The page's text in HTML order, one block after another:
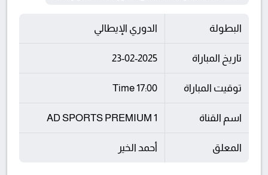
البطولة الدوري الإيطالي
تاريخ المباراة 23-02-2025
توقيت المباراة 17:00 Time
اسم القناة AD SPORTS PREMIUM 1
المعلق أحمد الخير